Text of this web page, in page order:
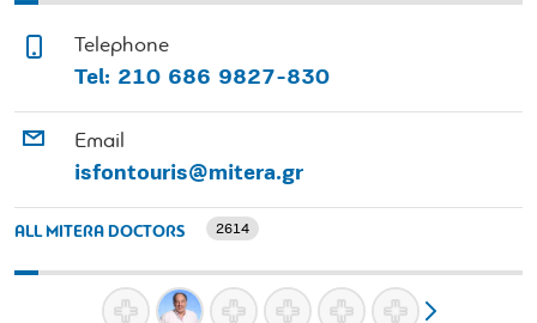
Telephone
Tel: 210 686 9827-830
Email
isfontouris@mitera.gr
ALL MITERA DOCTORS 2614